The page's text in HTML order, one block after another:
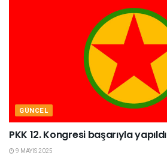
GÜNCEL
PKK 12. Kongresi başarıyla yapıldı
9 MAYIS 2025